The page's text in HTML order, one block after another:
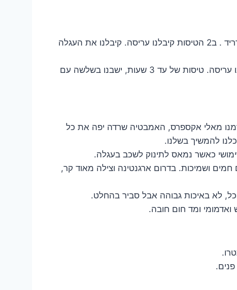
* טסנו לארגנטינה עם איבריה, עם קונקשן קצר במדריד . ב2 הטיסות קיבלנו עריסה. קיבלנו את העגלה
* היו לנו 3 טיסות פנים במהלך הטיול בהן לא קיבלנו עריסה. טיסות של עד 3 שעות, ישבנו בשלשה עם
מאלי אקספרס, האמבטיה שרדה יפה את כל
להמשיך בשלנו.
כאשר נמאס לתינוק לשכב בעגלה.
ושמיכות. בדרום ארגנטינה וצילה מאוד קר,
לא באיכות גבוהה אבל סביר בהחלט.
ומד חום חובה.